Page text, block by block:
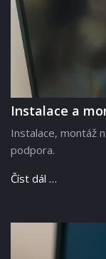
Instalace a
Instalace, montáž
podpora.
Číst dál …